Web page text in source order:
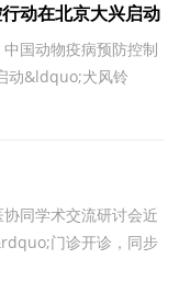
动在北京大兴启动
国动物疫病预防控制
动&ldquo;犬风铃
控行动。
同学术交流研讨会近
门诊开诊，同步
共建工作